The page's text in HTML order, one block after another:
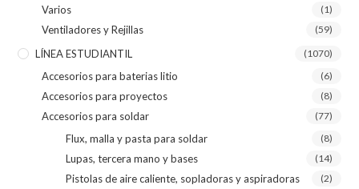
Varios (1)
Ventiladores y Rejillas (59)
LÍNEA ESTUDIANTIL (1070)
Accesorios para baterias litio (6)
Accesorios para proyectos (8)
Accesorios para soldar (77)
Flux, malla y pasta para soldar (8)
Lupas, tercera mano y bases (14)
Pistolas de aire caliente, sopladoras y aspiradoras (2)